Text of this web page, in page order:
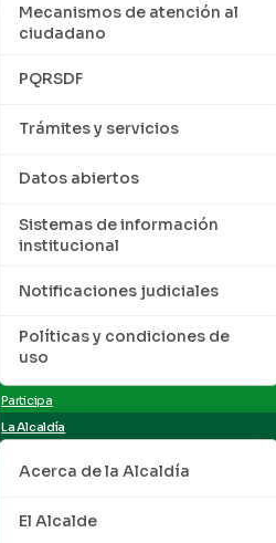
Mecanismos de atención al
ciudadano
PQRSDF
Trámites y servicios
Datos abiertos
Sistemas de información
institucional
Notificaciones judiciales
Políticas y condiciones de
uso
Participa
La Alcaldía
Acerca de la Alcaldía
El Alcalde